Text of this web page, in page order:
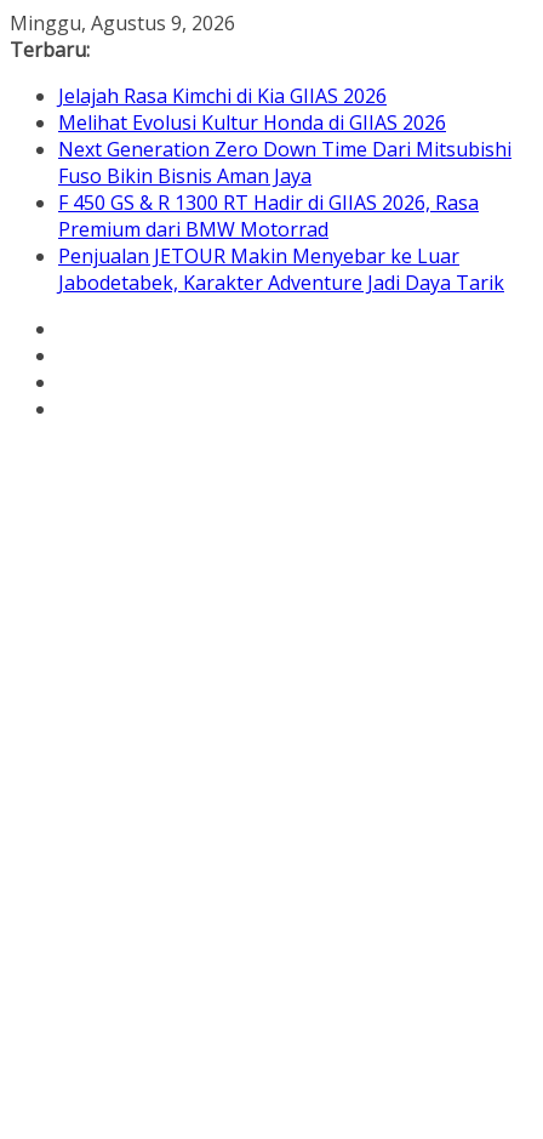
Skip
to
Minggu, Agustus 9, 2026
Terbaru:
Jelajah Rasa Kimchi di Kia GIIAS 2026
Melihat Evolusi Kultur Honda di GIIAS 2026
Next Generation Zero Down Time Dari Mitsubishi
Fuso Bikin Bisnis Aman Jaya
F 450 GS & R 1300 RT Hadir di GIIAS 2026, Rasa
Premium dari BMW Motorrad
Penjualan JETOUR Makin Menyebar ke Luar
Jabodetabek, Karakter Adventure Jadi Daya Tarik